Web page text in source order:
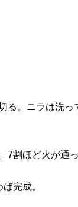
る。ニラは洗
7割ほど火が通
完成。